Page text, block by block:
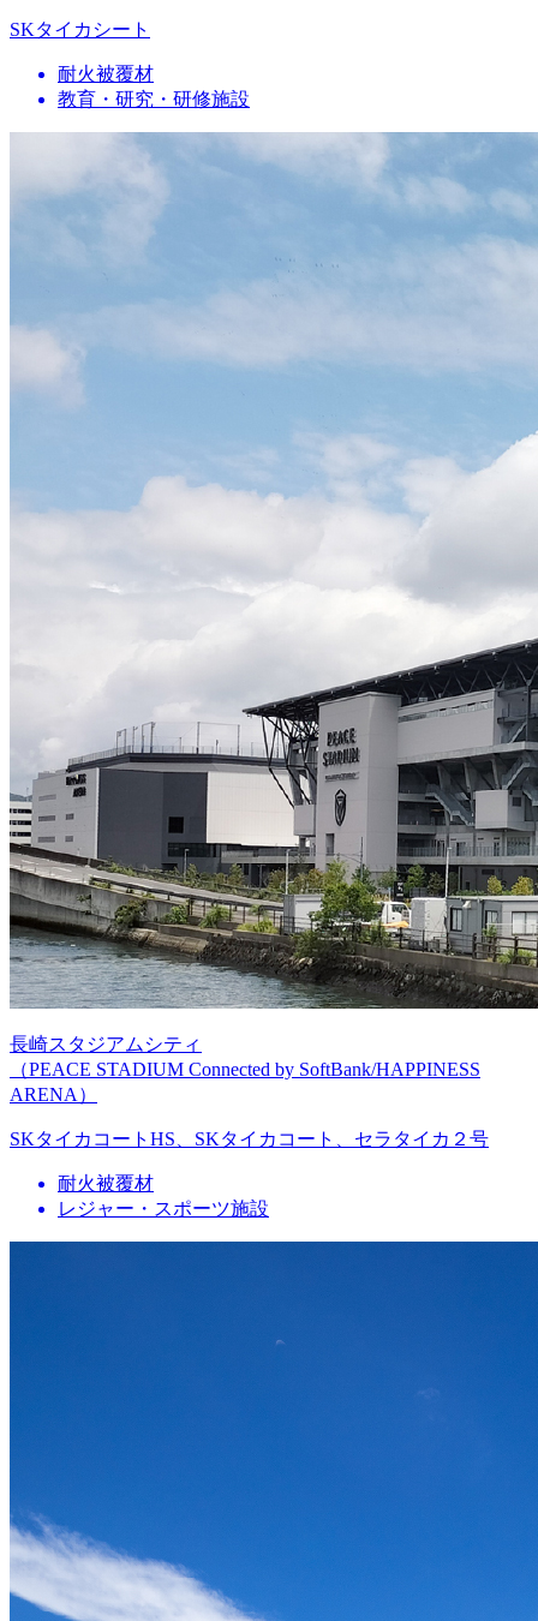
SKタイカシート
耐火被覆材
教育・研究・研修施設
長崎スタジアムシティ
（PEACE STADIUM Connected by SoftBank/HAPPINESS
ARENA）
SKタイカコートHS、SKタイカコート、セラタイカ２号
耐火被覆材
レジャー・スポーツ施設